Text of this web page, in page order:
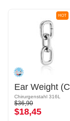
HOT
Chirurgenstahl 316L
$36,90
$18,45